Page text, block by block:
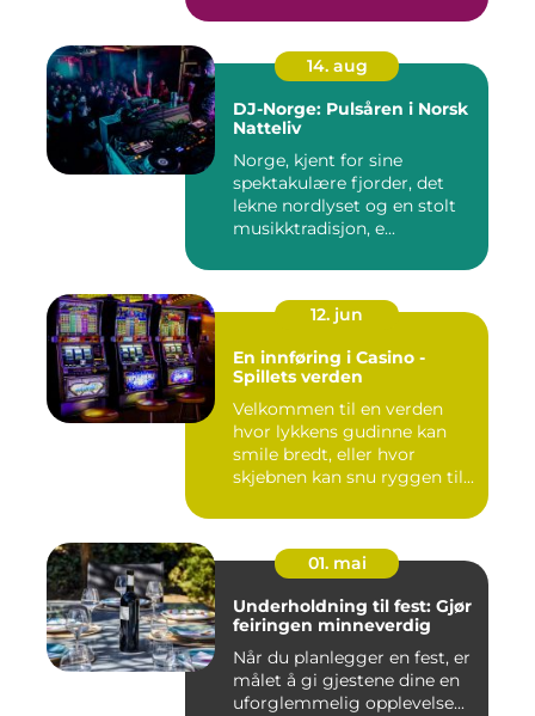
14. aug
DJ-Norge: Pulsåren i Norsk
Natteliv
Norge, kjent for sine
spektakulære fjorder, det
lekne nordlyset og en stolt
musikktradisjon, e...
12. jun
En innføring i Casino -
Spillets verden
Velkommen til en verden
hvor lykkens gudinne kan
smile bredt, eller hvor
skjebnen kan snu ryggen til...
01. mai
Underholdning til fest: Gjør
feiringen minneverdig
Når du planlegger en fest, er
målet å gi gjestene dine en
uforglemmelig opplevelse...